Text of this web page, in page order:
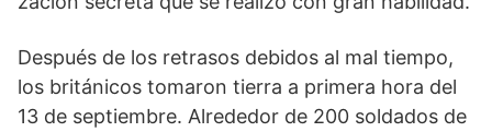
Después de los retrasos debidos al mal tiempo,
los británicos tomaron tierra a primera hora del
13 de septiembre. Alrededor de 200 soldados de